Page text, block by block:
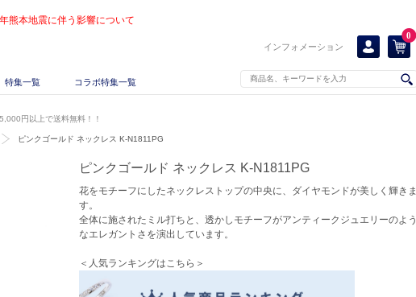
熊本地震に伴う影響について
インフォメーション
0
特集一覧 コラボ特集一覧
5,000円以上で送料無料！！
ピンクゴールド ネックレス K-N1811PG
ピンクゴールド ネックレス K-N1811PG
花をモチーフにしたネックレストップの中央に、ダイヤモンドが美しく輝きま
す。
全体に施されたミル打ちと、透かしモチーフがアンティークジュエリーのよう
なエレガントさを演出しています。
＜人気ランキングはこちら＞